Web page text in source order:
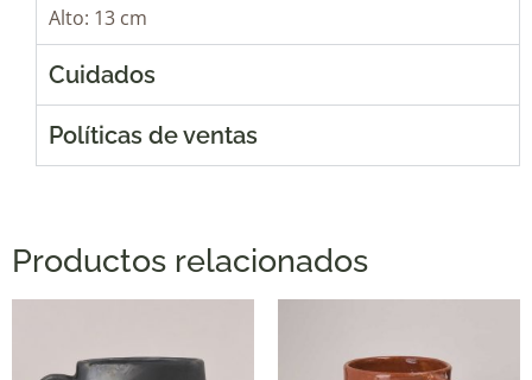
Alto: 13 cm
Cuidados
Políticas de ventas
Productos relacionados